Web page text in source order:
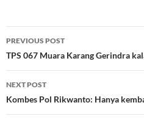
Post
navigation
PREVIOUS POST
TPS 067 Muara Karang Gerindra
NEXT POST
Kombes Pol Rikwanto: Hanya